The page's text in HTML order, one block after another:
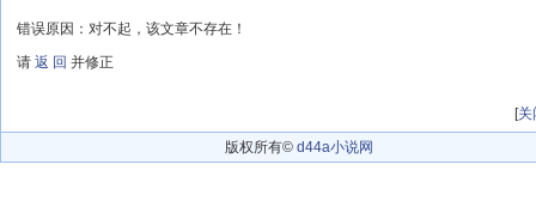
错误原因：对不起，该文章不存在！
请 返 回 并修正
[关
版权所有© d44a小说网